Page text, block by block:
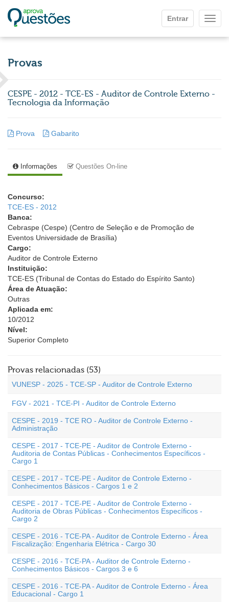
Entrar
Provas
CESPE - 2012 - TCE-ES - Auditor de Controle Externo -
Tecnologia da Informação
Prova Gabarito
Informações Questões On-line
Concurso:
TCE-ES - 2012
Banca:
Cebraspe (Cespe) (Centro de Seleção e de Promoção de
Eventos Universidade de Brasília)
Cargo:
Auditor de Controle Externo
Instituição:
TCE-ES (Tribunal de Contas do Estado do Espírito Santo)
Área de Atuação:
Outras
Aplicada em:
10/2012
Nível:
Superior Completo
Provas relacionadas (53)
VUNESP - 2025 - TCE-SP - Auditor de Controle Externo
FGV - 2021 - TCE-PI - Auditor de Controle Externo
CESPE - 2019 - TCE RO - Auditor de Controle Externo -
Administração
CESPE - 2017 - TCE-PE - Auditor de Controle Externo -
Auditoria de Contas Públicas - Conhecimentos Específicos -
Cargo 1
CESPE - 2017 - TCE-PE - Auditor de Controle Externo -
Conhecimentos Básicos - Cargos 1 e 2
CESPE - 2017 - TCE-PE - Auditor de Controle Externo -
Auditoria de Obras Públicas - Conhecimentos Específicos -
Cargo 2
CESPE - 2016 - TCE-PA - Auditor de Controle Externo - Área
Fiscalização: Engenharia Elétrica - Cargo 30
CESPE - 2016 - TCE-PA - Auditor de Controle Externo -
Conhecimentos Básicos - Cargos 3 e 6
CESPE - 2016 - TCE-PA - Auditor de Controle Externo - Área
Educacional - Cargo 1